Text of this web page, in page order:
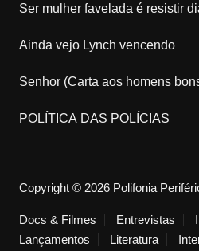
Ser mulher favelada é resistir
Ainda vejo Lynch vencendo
Senhor (Carta aos homens
POLÍTICA DAS POLÍCIAS
Copyright © 2026 Polifonia
Docs & Filmes Entrevistas
Lançamentos
Literatura